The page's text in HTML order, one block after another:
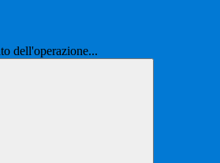
dell'operazione...